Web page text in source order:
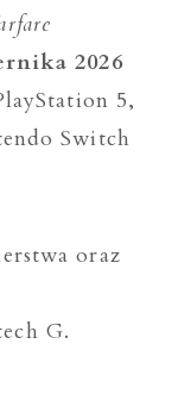
2026
5,
Switch
oraz
G.